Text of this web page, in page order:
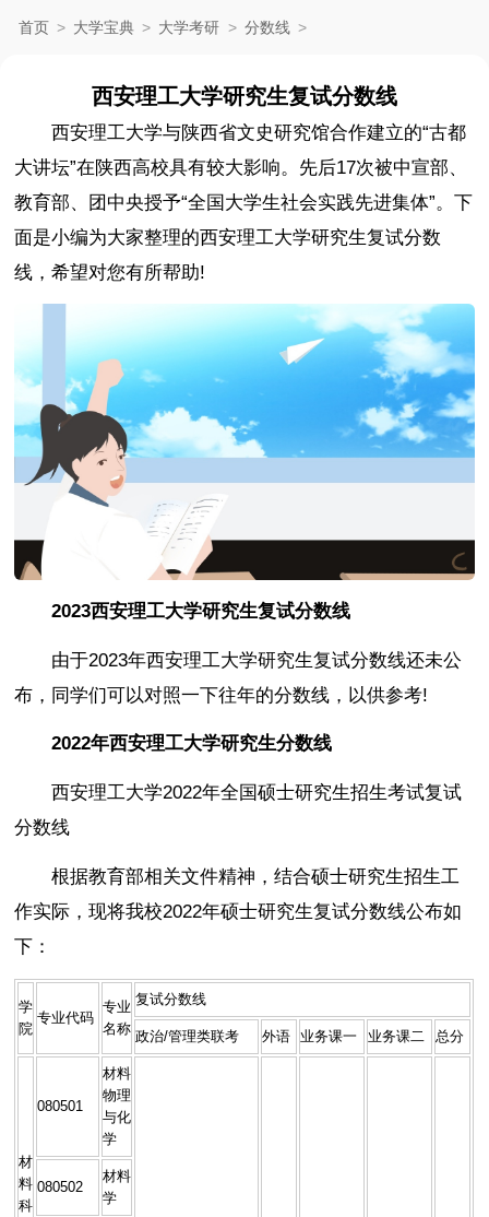
首页 > 大学宝典 > 大学考研 > 分数线 >
西安理工大学研究生复试分数线
西安理工大学与陕西省文史研究馆合作建立的“古都
大讲坛”在陕西高校具有较大影响。先后17次被中宣部、
教育部、团中央授予“全国大学生社会实践先进集体”。下
面是小编为大家整理的西安理工大学研究生复试分数
线，希望对您有所帮助!
2023西安理工大学研究生复试分数线
由于2023年西安理工大学研究生复试分数线还未公
布，同学们可以对照一下往年的分数线，以供参考!
2022年西安理工大学研究生分数线
西安理工大学2022年全国硕士研究生招生考试复试
分数线
根据教育部相关文件精神，结合硕士研究生招生工
作实际，现将我校2022年硕士研究生复试分数线公布如
下：
学
院
专业代码
专业
名称
复试分数线
政治/管理类联考 外语 业务课一 业务课二 总分
材
料
科
080501
材料
物理
与化
学
080502
材料
学